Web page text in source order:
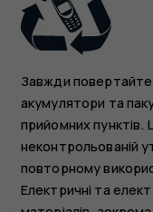
Завжди повертайте
акумулятори та
прийомних
неконтрольованій
повторному
Електричні та